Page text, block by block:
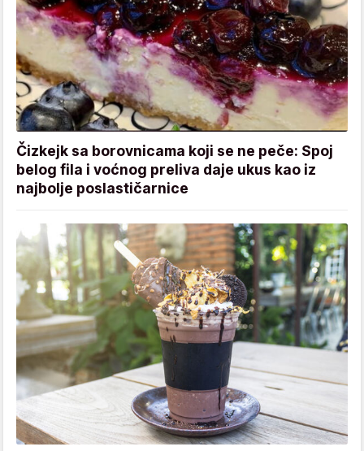
Čizkejk sa borovnicama koji se ne peče: Spoj
belog fila i voćnog preliva daje ukus kao iz
najbolje poslastičarnice